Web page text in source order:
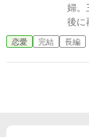
婦。
後に
一か
じよ
恋愛 完結 長編